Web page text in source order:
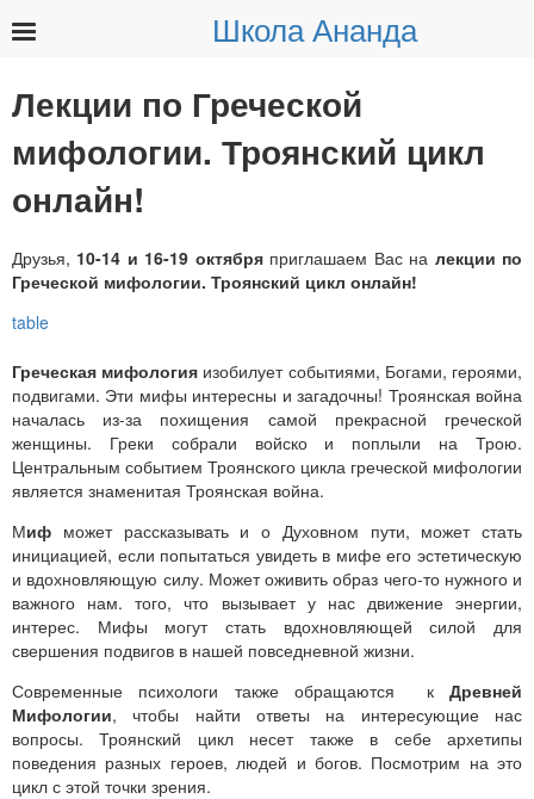
Школа Ананда
Лекции по Греческой
мифологии. Троянский цикл
онлайн!
Друзья, 10-14 и 16-19 октября приглашаем Вас на лекции по
Греческой мифологии. Троянский цикл онлайн!
Греческая мифология изобилует событиями, Богами, героями,
подвигами. Эти мифы интересны и загадочны! Троянская война
началась из-за похищения самой прекрасной греческой
женщины. Греки собрали войско и поплыли на Трою.
Центральным событием Троянского цикла греческой мифологии
является знаменитая Троянская война.
Миф может рассказывать и о Духовном пути, может стать
инициацией, если попытаться увидеть в мифе его эстетическую
и вдохновляющую силу. Может оживить образ чего-то нужного и
важного нам. того, что вызывает у нас движение энергии,
интерес. Мифы могут стать вдохновляющей силой для
свершения подвигов в нашей повседневной жизни.
Современные психологи также обращаются к Древней
Мифологии, чтобы найти ответы на интересующие нас
вопросы. Троянский цикл несет также в себе архетипы
поведения разных героев, людей и богов. Посмотрим на это
цикл с этой точки зрения.